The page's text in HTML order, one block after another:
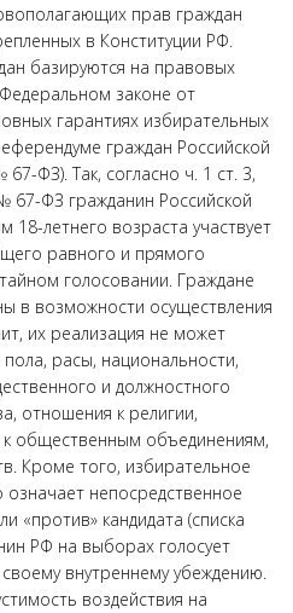
прав граждан
в Конституции РФ.
базируются на правовых
законе от
гарантиях избирательных
граждан Российской
ФЗ). Так, согласно ч. 1 ст. 3,
67-ФЗ гражданин Российской
18-летнего возраста участвует
равного и прямого
голосовании. Граждане
в возможности осуществления
их реализация не может
расы, национальности,
и должностного
отношения к религии,
к общественным объединениям,
Кроме того, избирательное
непосредственное
«против» кандидата (списка
РФ на выборах голосует
внутреннему убеждению.
воздействия на